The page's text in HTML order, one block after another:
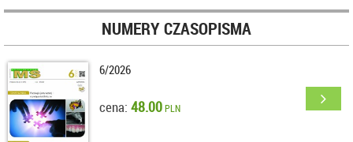
NUMERY CZASOPISMA
6/2026
cena: 48.00PLN